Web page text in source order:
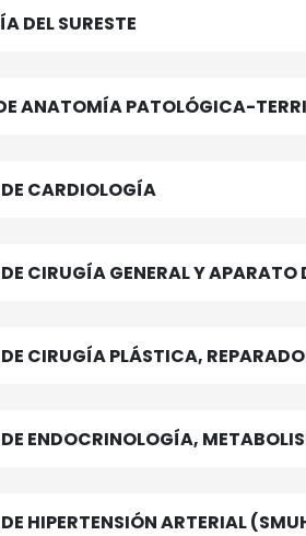
DEL SURESTE
ANATOMÍA PATOLÓGICA-
CARDIOLOGÍA
CIRUGÍA GENERAL Y APARATO
CIRUGÍA PLÁSTICA,
ENDOCRINOLOGÍA,
HIPERTENSIÓN ARTERIAL